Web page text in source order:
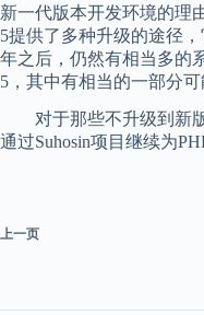
新一代版本开发环境的理
5提供了多种升级的途径
年之后，仍然有相当多的
5，其中有相当的一部分可
对于那些不升级到新版
通过Suhosin项目继续为
上一页